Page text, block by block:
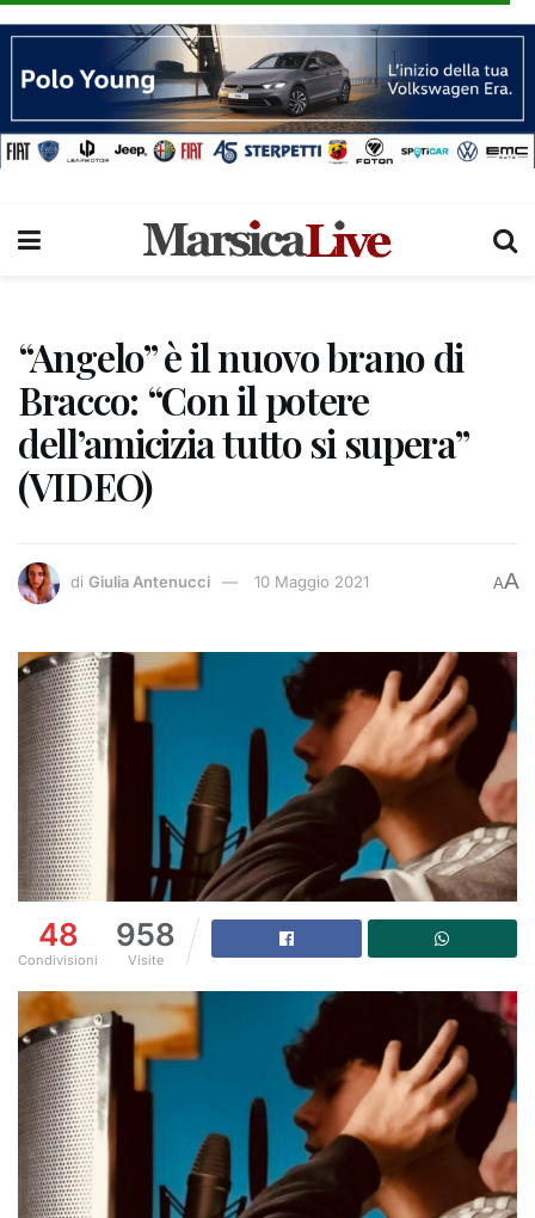
“Angelo” è il nuovo brano di
Bracco: “Con il potere
dell’amicizia tutto si supera”
(VIDEO)
di Giulia Antenucci 10 Maggio 2021 AA
48
Condivisioni
958
Visite